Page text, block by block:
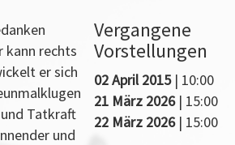
kann rechts
er sich
Tatkraft
und
Vergangene
Vorstellungen
02 April 2015| 10:00
21 März 2026| 15:00
22 März 2026| 15:00